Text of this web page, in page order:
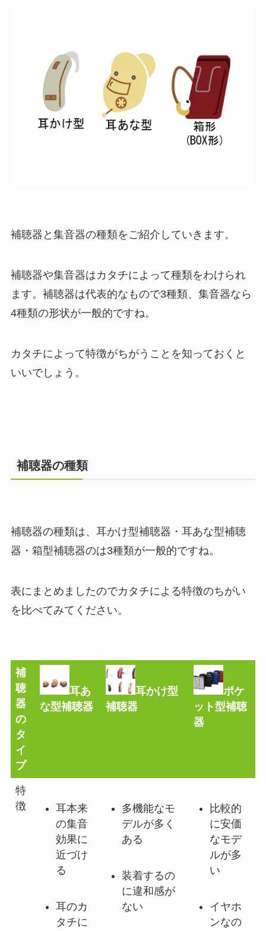
補聴器と集音器の種類をご紹介していきます。
補聴器や集音器はカタチによって種類をわけられ
ます。補聴器は代表的なもので3種類、集音器なら
4種類の形状が一般的ですね。
カタチによって特徴がちがうことを知っておくと
いいでしょう。
補聴器の種類
補聴器の種類は、耳かけ型補聴器・耳あな型補聴
器・箱型補聴器のは3種類が一般的ですね。
表にまとめましたのでカタチによる特徴のちがい
を比べてみてください。
補
聴
器
の
タ
イ
プ
耳あ
な型補聴器
耳かけ型
補聴器
ポケ
ット型補聴
器
特
徴
耳本来
の集音
効果に
近づけ
る
耳のカ
タチに
多機能なモ
デルが多く
ある
装着するの
に違和感が
ない
比較的
に安価
なモデ
ルが多
い
イヤホ
ンなの